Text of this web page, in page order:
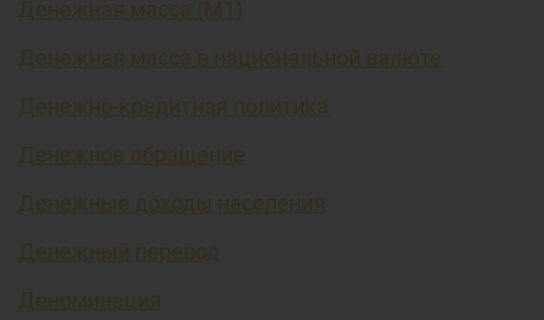
Денежная масса (М1)
Денежная масса в национальной валюте
Денежно-кредитная политика
Денежное обращение
Денежные доходы населения
Денежный перевод
Деноминация